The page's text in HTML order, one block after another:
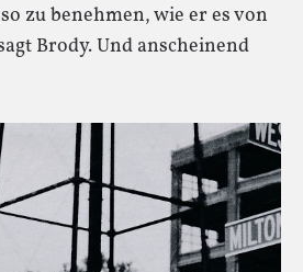
zu benehmen, wie er es von
Brody. Und anscheinend